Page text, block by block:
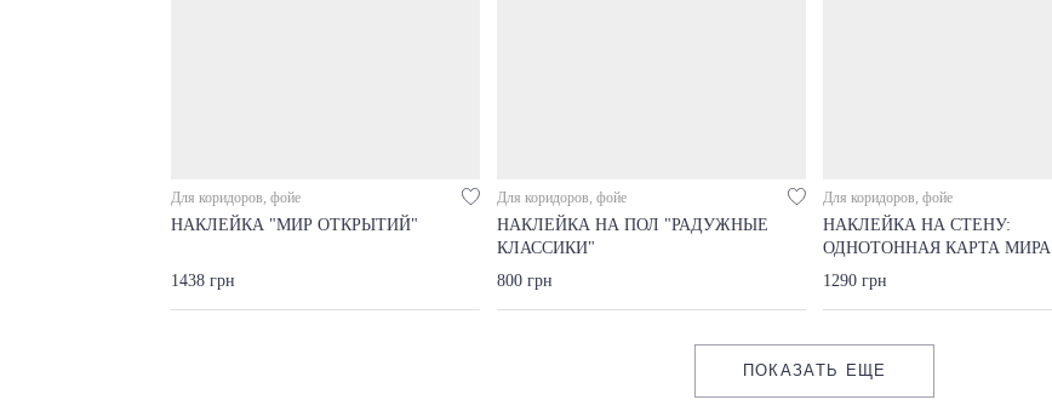
Для коридоров, фойе
НАКЛЕЙКА "МИР ОТКРЫТИЙ"
1438 грн
Для коридоров, фойе
НАКЛЕЙКА НА ПОЛ "РАДУЖНЫЕ
КЛАССИКИ"
800 грн
Для коридоров, фойе
НАКЛЕЙКА НА СТЕНУ:
ОДНОТОННАЯ КАРТА МИРА
1290 грн
ПОКАЗАТЬ ЕЩЕ